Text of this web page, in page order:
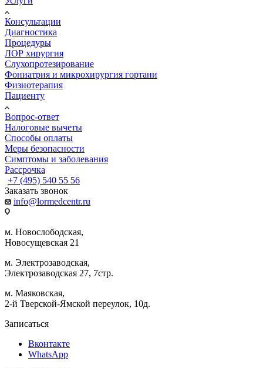
Консультации
Диагностика
Процедуры
ЛОР хирургия
Слухопротезирование
Фониатрия и микрохирургия гортани
Физиотерапия
Пациенту
Вопрос-ответ
Налоговые вычеты
Способы оплаты
Меры безопасности
Симптомы и заболевания
Рассрочка
+7 (495) 540 55 56
Заказать звонок
info@lormedcentr.ru
м. Новослободская,
Новосущевская 21
м. Электрозаводская,
Электрозаводская 27, 7стр.
м. Маяковская,
2-й Тверской-Ямской переулок, 10д.
Записаться
Вконтакте
WhatsApp